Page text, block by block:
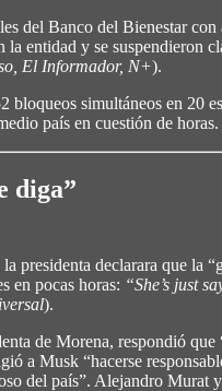
del Banco del Bienestar
entidad y se
El Informador, N+).
simultáneos en 20
país en cuestión de
diga”
presidenta declarara que
en pocas horas: “She’s just
).
de Morena, respondió
a Musk “hacerse
del país”. Alejandro Murat